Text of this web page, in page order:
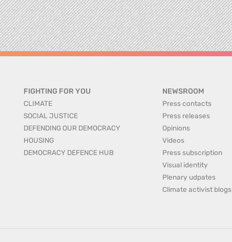
FIGHTING FOR YOU
CLIMATE
SOCIAL JUSTICE
DEFENDING OUR DEMOCRACY
HOUSING
DEMOCRACY DEFENCE HUB
NEWSROOM
Press contacts
Press releases
Opinions
Videos
Press subscription
Visual identity
Plenary udpates
Climate activist blogs